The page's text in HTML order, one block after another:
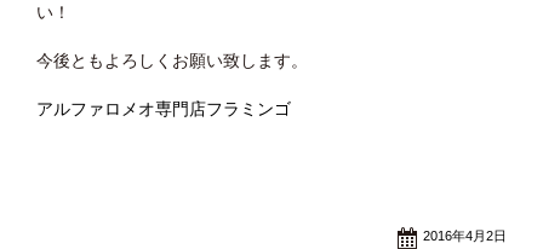
い！
今後ともよろしくお願い致します。
アルファロメオ専門店フラミンゴ
2016年4月2日